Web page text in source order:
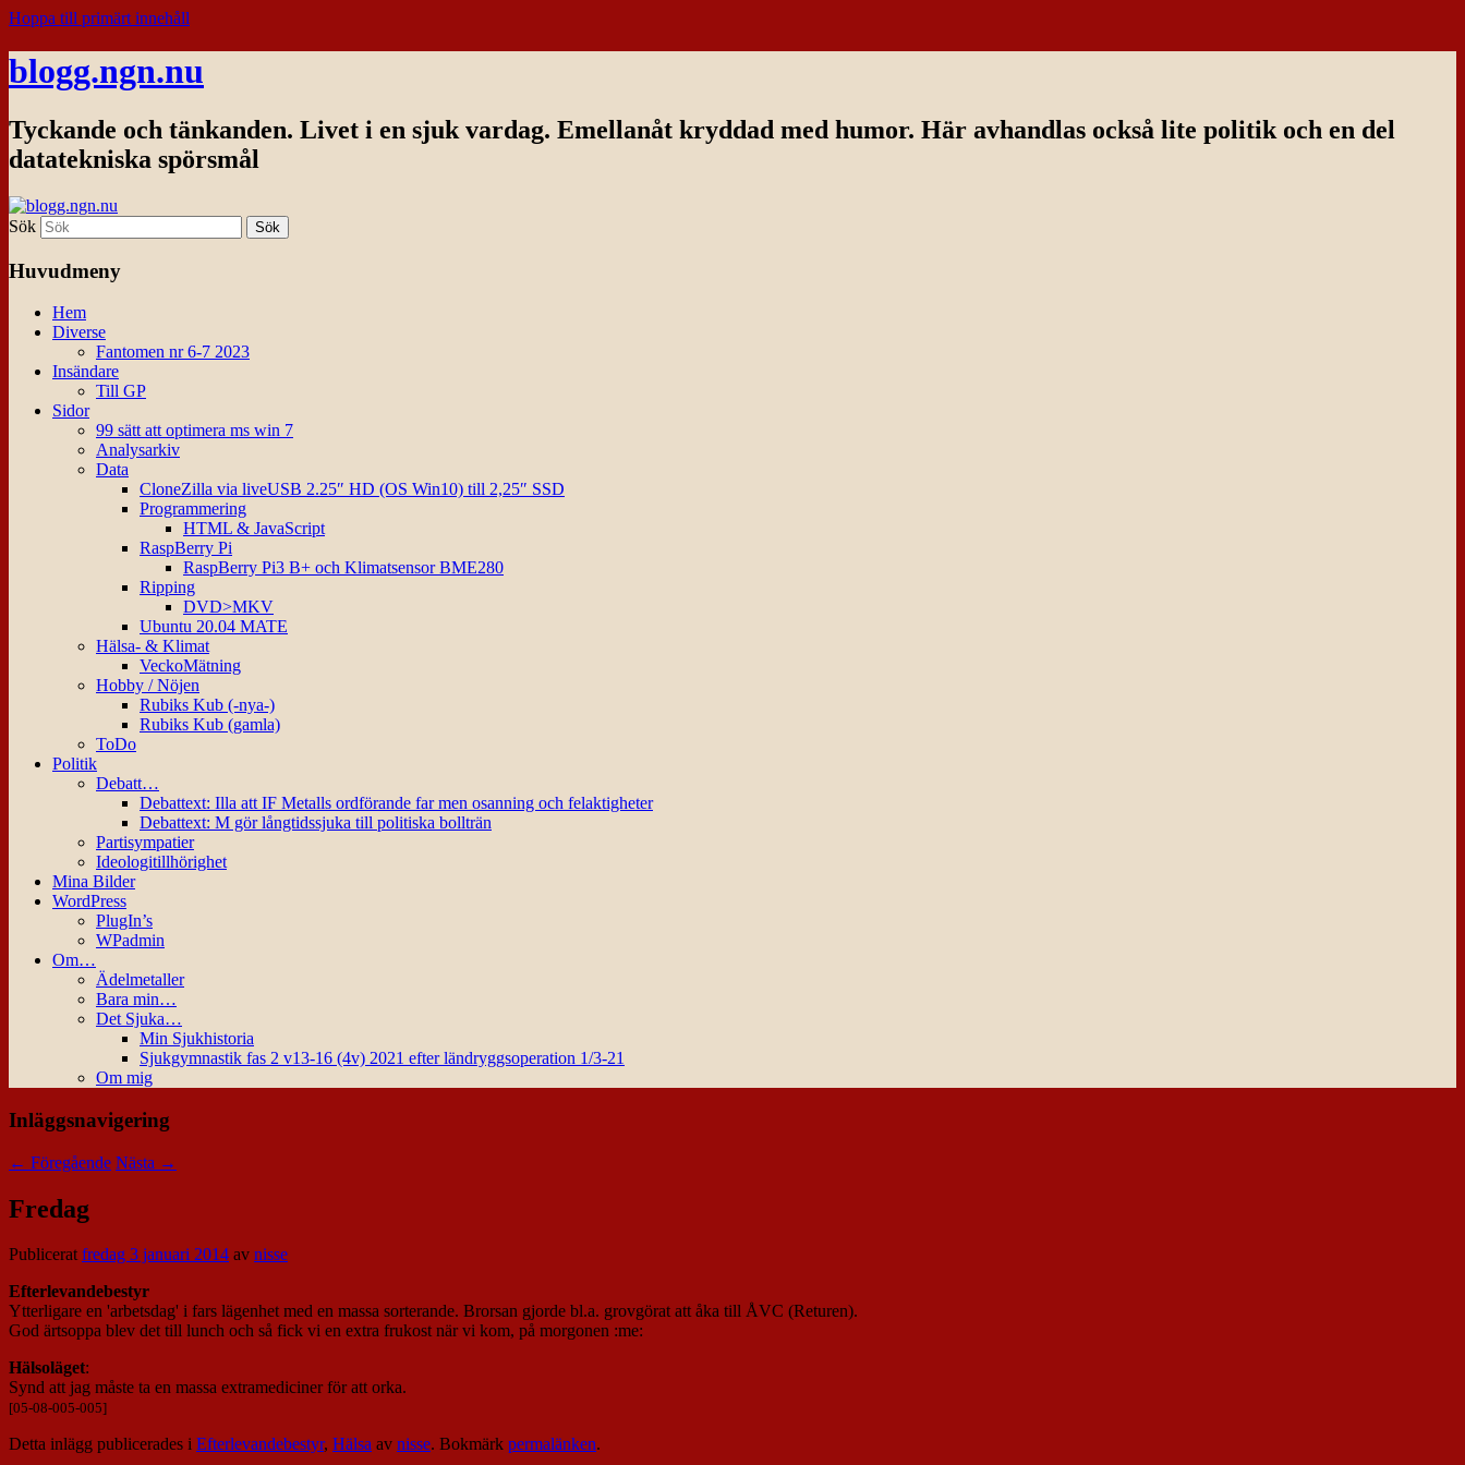
Hoppa till primärt innehåll
blogg.ngn.nu
Tyckande och tänkanden. Livet i en sjuk vardag. Emellanåt kryddad med humor. Här avhandlas också lite politik och en del
datatekniska spörsmål
Sök
Huvudmeny
Hem
Diverse
Fantomen nr 6-7 2023
Insändare
Till GP
Sidor
99 sätt att optimera ms win 7
Analysarkiv
Data
CloneZilla via liveUSB 2.25″ HD (OS Win10) till 2,25″ SSD
Programmering
HTML & JavaScript
RaspBerry Pi
RaspBerry Pi3 B+ och Klimatsensor BME280
Ripping
DVD>MKV
Ubuntu 20.04 MATE
Hälsa- & Klimat
VeckoMätning
Hobby / Nöjen
Rubiks Kub (-nya-)
Rubiks Kub (gamla)
ToDo
Politik
Debatt…
Debattext: Illa att IF Metalls ordförande far men osanning och felaktigheter
Debattext: M gör långtidssjuka till politiska bollträn
Partisympatier
Ideologitillhörighet
Mina Bilder
WordPress
PlugIn’s
WPadmin
Om…
Ädelmetaller
Bara min…
Det Sjuka…
Min Sjukhistoria
Sjukgymnastik fas 2 v13-16 (4v) 2021 efter ländryggsoperation 1/3-21
Om mig
Inläggsnavigering
← Föregående Nästa →
Fredag
Publiceratfredag 3 januari 2014 av nisse
Efterlevandebestyr
Ytterligare en 'arbetsdag' i fars lägenhet med en massa sorterande. Brorsan gjorde bl.a. grovgörat att åka till ÅVC (Returen).
God ärtsoppa blev det till lunch och så fick vi en extra frukost när vi kom, på morgonen :me:
Hälsoläget:
Synd att jag måste ta en massa extramediciner för att orka.
[05-08-005-005]
Detta inlägg publicerades i Efterlevandebestyr, Hälsa av nisse. Bokmärk permalänken.